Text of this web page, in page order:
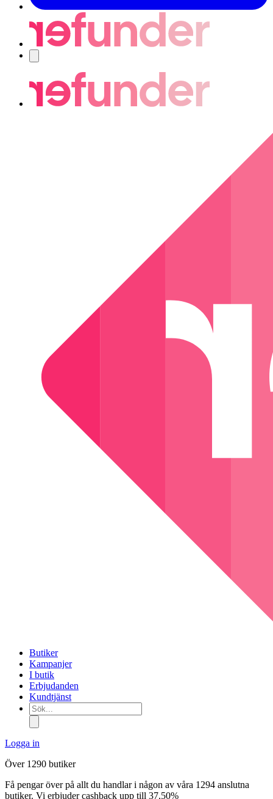
Butiker
Kampanjer
I butik
Erbjudanden
Kundtjänst
Sök...
Logga in
Över 1290 butiker
Få pengar över på allt du handlar i någon av våra 1294 anslutna
butiker. Vi erbjuder cashback upp till 37,50%